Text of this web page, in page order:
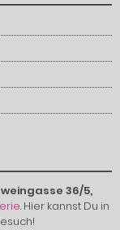
36/5,
. Hier kannst Du in